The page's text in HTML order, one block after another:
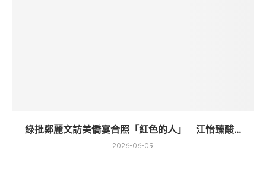
綠批鄭麗文訪美僑宴合照「紅色的人」 江怡臻酸...
2026-06-09